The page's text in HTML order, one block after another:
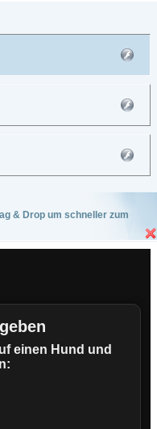
& Drop um schneller zum